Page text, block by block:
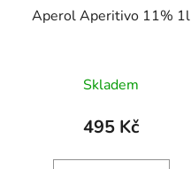
Aperol Aperitivo 11% 1l
Skladem
495 Kč